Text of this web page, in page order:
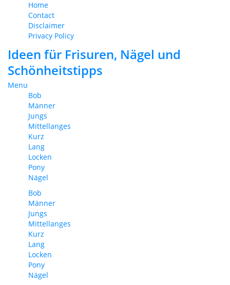
Home
Contact
Disclaimer
Privacy Policy
Ideen für Frisuren, Nägel und
Schönheitstipps
Menu
Bob
Männer
Jungs
Mittellanges
Kurz
Lang
Locken
Pony
Nägel
Bob
Männer
Jungs
Mittellanges
Kurz
Lang
Locken
Pony
Nägel